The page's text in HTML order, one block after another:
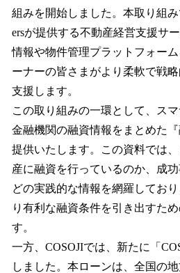
組みを開始しました。本取り組
ersが提供する不動産経営支援サ
情報や物件管理プラットフォー
ーナーの皆さまがより柔軟で戦
支援します。
この取り組みの一環として、ス
金融機関の融資情報をまとめた
提供いたします。この資料では
産に融資を行っているのか、成
どの実践的な情報を網羅してお
り有利な融資条件を引き出すた
す。
一方、COSOJIでは、新たに「
しました。本ローンは、全国の